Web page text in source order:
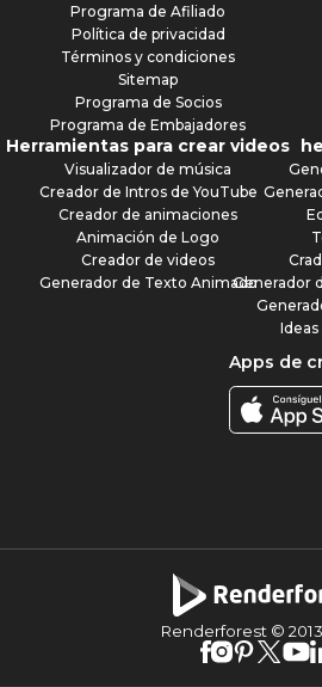
Programa de Afiliado
Política de privacidad
Términos y condiciones
Sitemap
Programa de Socios
Programa de Embajadores
Herramientas para crear videos
Visualizador de música
Creador de Intros de YouTube
Creador de animaciones
Animación de Logo
Creador de videos
Generador de Texto AnimadoGenerador
Ideas
Apps de
Renderforest ©